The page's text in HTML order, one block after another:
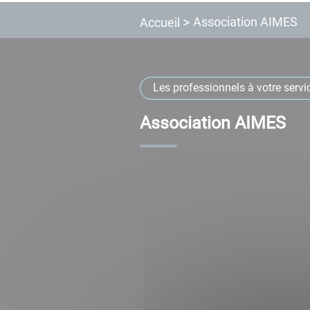
Accueil Association AIMES
Les professionnels à votre
Association AIMES